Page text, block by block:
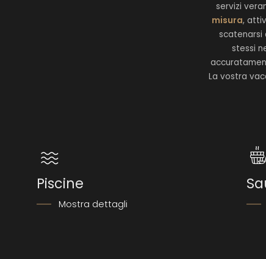
servizi
misura,
scatenarsi
stessi
La vostra
Piscine
Mostra dettagli